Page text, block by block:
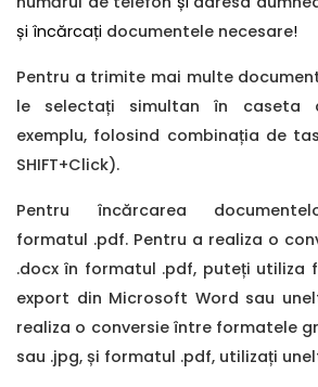
și încărcați documentele necesare!
Pentru a trimite mai multe
le selectați simultan în caseta
exemplu, folosind combinația de
SHIFT+Click).
Pentru încărcarea
formatul .pdf. Pentru a realiza o
.docx în formatul .pdf, puteți utiliza
export din Microsoft Word sau
realiza o conversie între formatele
sau .jpg, și formatul .pdf, utilizați